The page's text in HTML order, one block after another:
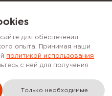
для обеспечения
опыта. Принимая наши
политикой использования
с ней для получения
Только необходимые
56-94-99
персональных данных
Все права защищены